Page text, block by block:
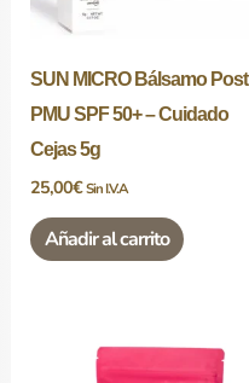
SUN MICRO Bálsamo Post
PMU SPF 50+ – Cuidado
Cejas 5g
25,00€ Sin I.V.A
Añadir al carrito